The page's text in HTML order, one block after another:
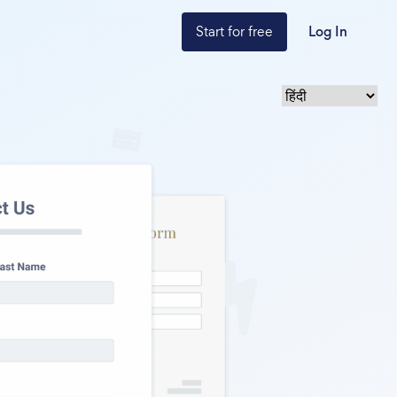
Start for free Log In